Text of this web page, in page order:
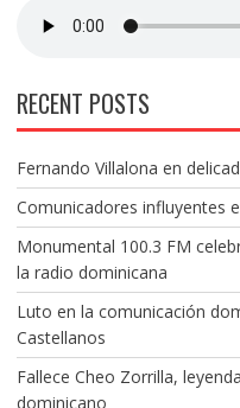
RECENT POSTS
Fernando Villalona en
Comunicadores influyentes
Monumental 100.3 FM
la radio dominicana
Luto en la comunicación
Castellanos
Fallece Cheo Zorrilla,
dominicano